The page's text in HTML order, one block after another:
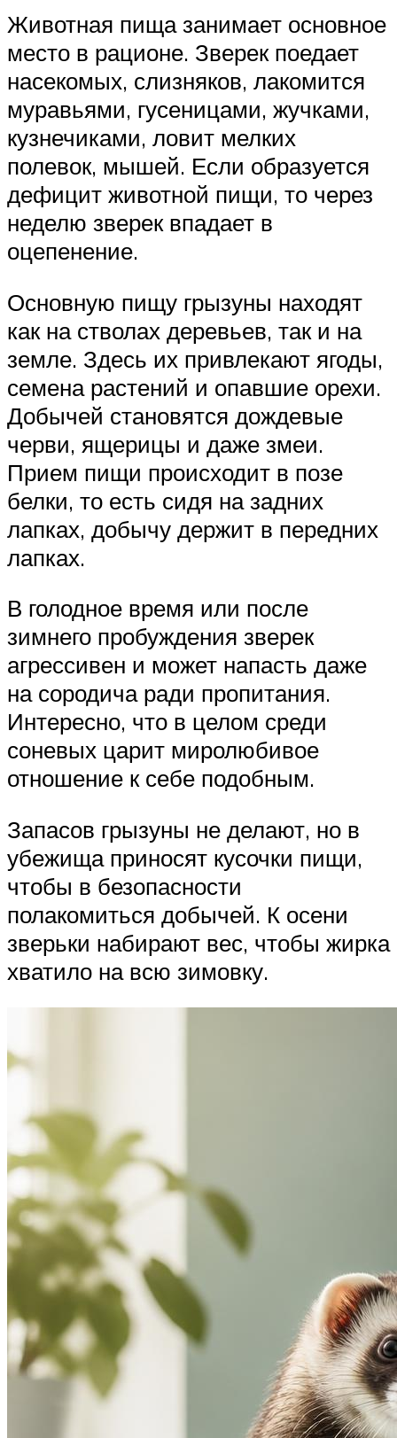
Животная пища занимает основное
место в рационе. Зверек поедает
насекомых, слизняков, лакомится
муравьями, гусеницами, жучками,
кузнечиками, ловит мелких
полевок, мышей. Если образуется
дефицит животной пищи, то через
неделю зверек впадает в
оцепенение.
Основную пищу грызуны находят
как на стволах деревьев, так и на
земле. Здесь их привлекают ягоды,
семена растений и опавшие орехи.
Добычей становятся дождевые
черви, ящерицы и даже змеи.
Прием пищи происходит в позе
белки, то есть сидя на задних
лапках, добычу держит в передних
лапках.
В голодное время или после
зимнего пробуждения зверек
агрессивен и может напасть даже
на сородича ради пропитания.
Интересно, что в целом среди
соневых царит миролюбивое
отношение к себе подобным.
Запасов грызуны не делают, но в
убежища приносят кусочки пищи,
чтобы в безопасности
полакомиться добычей. К осени
зверьки набирают вес, чтобы жирка
хватило на всю зимовку.